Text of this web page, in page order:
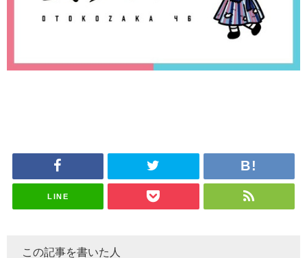
LINE
この記事を書いた人